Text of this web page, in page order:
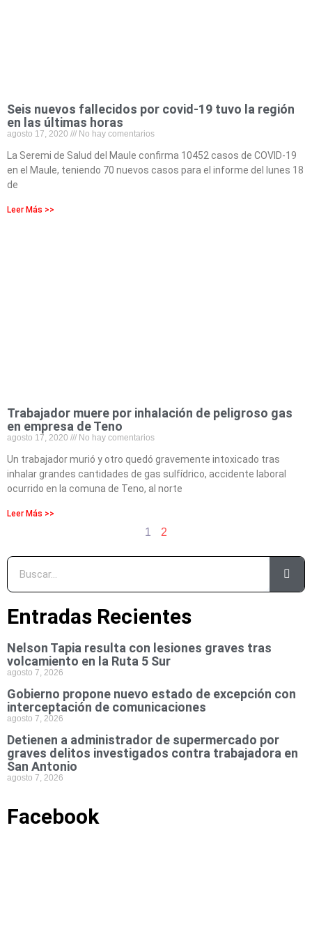
Seis nuevos fallecidos por covid-19 tuvo la región
en las últimas horas
agosto 17, 2020 No hay comentarios
La Seremi de Salud del Maule confirma 10452 casos de COVID-19
en el Maule, teniendo 70 nuevos casos para el informe del lunes 18
de
Leer Más >>
Trabajador muere por inhalación de peligroso gas
en empresa de Teno
agosto 17, 2020 No hay comentarios
Un trabajador murió y otro quedó gravemente intoxicado tras
inhalar grandes cantidades de gas sulfídrico, accidente laboral
ocurrido en la comuna de Teno, al norte
Leer Más >>
1 2
Entradas Recientes
Nelson Tapia resulta con lesiones graves tras
volcamiento en la Ruta 5 Sur
agosto 7, 2026
Gobierno propone nuevo estado de excepción con
interceptación de comunicaciones
agosto 7, 2026
Detienen a administrador de supermercado por
graves delitos investigados contra trabajadora en
San Antonio
agosto 7, 2026
Facebook